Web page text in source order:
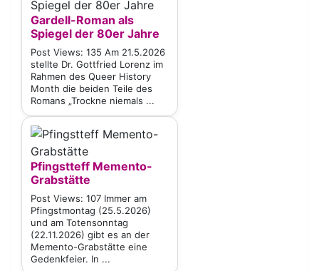
Gardell-Roman als
Spiegel der 80er Jahre
Post Views: 135 Am 21.5.2026
stellte Dr. Gottfried Lorenz im
Rahmen des Queer History
Month die beiden Teile des
Romans „Trockne niemals ...
Pfingstteff Memento-
Grabstätte
Post Views: 107 Immer am
Pfingstmontag (25.5.2026)
und am Totensonntag
(22.11.2026) gibt es an der
Memento-Grabstätte eine
Gedenkfeier. In ...